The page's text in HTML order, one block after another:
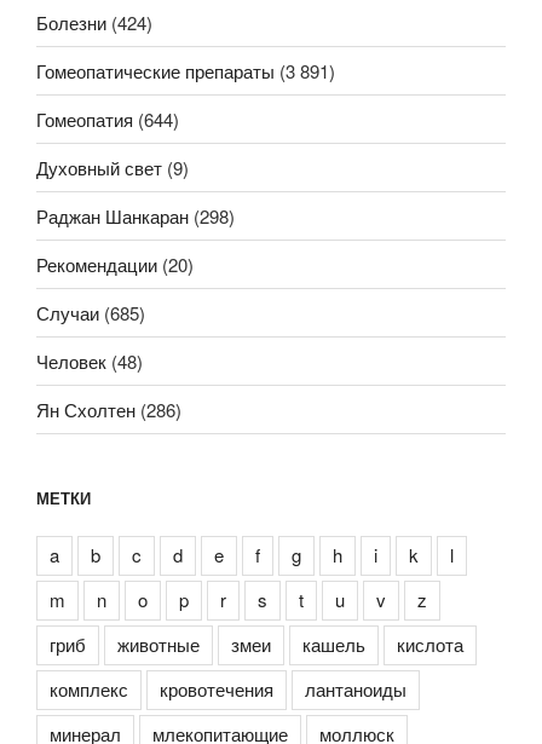
Болезни (424)
Гомеопатические препараты (3 891)
Гомеопатия (644)
Духовный свет (9)
Раджан Шанкаран (298)
Рекомендации (20)
Случаи (685)
Человек (48)
Ян Схолтен (286)
МЕТКИ
a b c d e f g h i k
l
m
n o p r s t u v
z
гриб
животные змеи кашель
кислота
комплекс
кровотечения
лантаноиды
минерал
млекопитающие моллюск